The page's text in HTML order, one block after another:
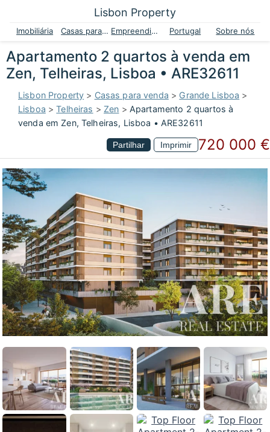
Lisbon Property
Imobiliária Casas para venda Empreendimentos Portugal Sobre nós
Apartamento 2 quartos à venda em
Zen, Telheiras, Lisboa • ARE32611
Lisbon Property > Casas para venda > Grande Lisboa >
Lisboa >Telheiras > Zen > Apartamento 2 quartos à
venda em Zen, Telheiras, Lisboa • ARE32611
Partilhar Imprimir 720 000 €